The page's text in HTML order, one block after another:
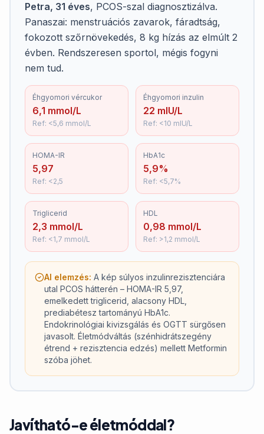
Petra, 31 éves, PCOS-szal diagnosztizálva.
Panaszai: menstruációs zavarok, fáradtság,
fokozott szőrnövekedés, 8 kg hízás az elmúlt 2
évben. Rendszeresen sportol, mégis fogyni
nem tud.
Éhgyomori vércukor
6,1 mmol/L
Ref: <5,6 mmol/L
Éhgyomori inzulin
22 mIU/L
Ref: <10 mIU/L
HOMA-IR
5,97
Ref: <2,5
HbA1c
5,9%
Ref: <5,7%
Triglicerid
2,3 mmol/L
Ref: <1,7 mmol/L
HDL
0,98 mmol/L
Ref: >1,2 mmol/L
AI elemzés: A kép súlyos inzulinrezisztenciára
utal PCOS hátterén – HOMA-IR 5,97,
emelkedett triglicerid, alacsony HDL,
prediabétesz tartományú HbA1c.
Endokrinológiai kivizsgálás és OGTT sürgősen
javasolt. Életmódváltás (szénhidrátszegény
étrend + rezisztencia edzés) mellett Metformin
szóba jöhet.
Javítható-e életmóddal?